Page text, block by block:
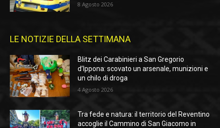
8 Agosto 2026
LE NOTIZIE DELLA SETTIMANA
Blitz dei Carabinieri a San Gregorio
d’Ippona: scovato un arsenale, munizioni e
un chilo di droga
4 Agosto 2026
Tra fede e natura: il territorio del Reventino
accoglie il Cammino di San Giacomo in